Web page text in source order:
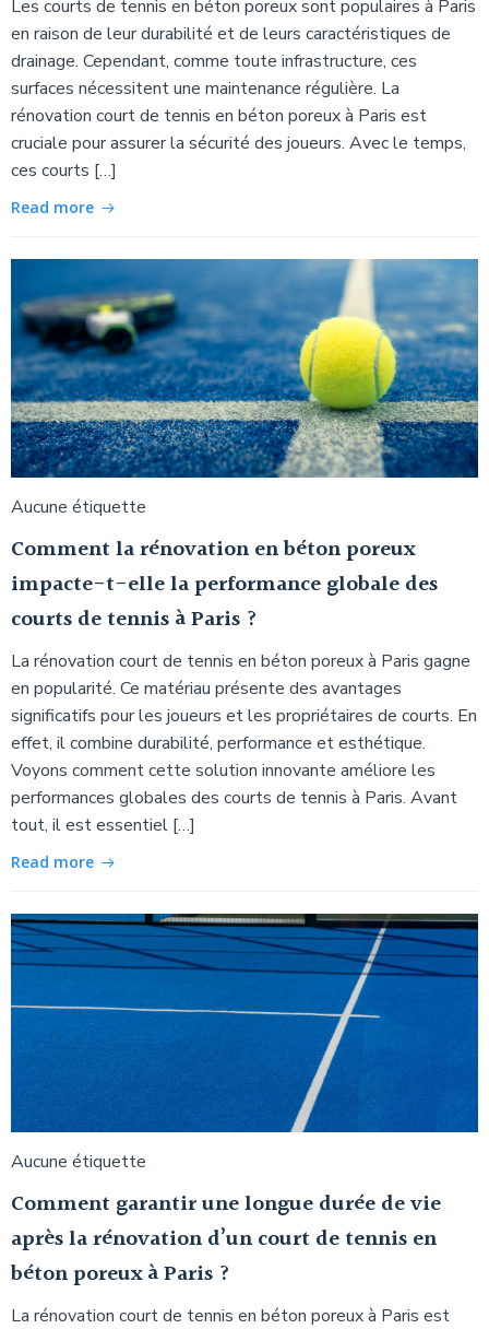
Les courts de tennis en béton poreux sont populaires à Paris
en raison de leur durabilité et de leurs caractéristiques de
drainage. Cependant, comme toute infrastructure, ces
surfaces nécessitent une maintenance régulière. La
rénovation court de tennis en béton poreux à Paris est
cruciale pour assurer la sécurité des joueurs. Avec le temps,
ces courts […]
Read more
Aucune étiquette
Comment la rénovation en béton poreux
impacte-t-elle la performance globale des
courts de tennis à Paris ?
La rénovation court de tennis en béton poreux à Paris gagne
en popularité. Ce matériau présente des avantages
significatifs pour les joueurs et les propriétaires de courts. En
effet, il combine durabilité, performance et esthétique.
Voyons comment cette solution innovante améliore les
performances globales des courts de tennis à Paris. Avant
tout, il est essentiel […]
Read more
Aucune étiquette
Comment garantir une longue durée de vie
après la rénovation d’un court de tennis en
béton poreux à Paris ?
La rénovation court de tennis en béton poreux à Paris est